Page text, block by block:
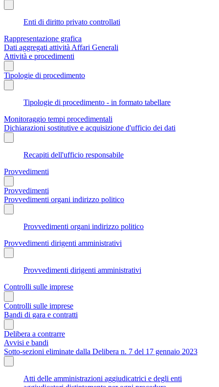
Enti di diritto privato controllati
Rappresentazione grafica
Dati aggregati attività Affari Generali
Attività e procedimenti
Tipologie di procedimento
Tipologie di procedimento - in formato tabellare
Monitoraggio tempi procedimentali
Dichiarazioni sostitutive e acquisizione d'ufficio dei dati
Recapiti dell'ufficio responsabile
Provvedimenti
Provvedimenti
Provvedimenti organi indirizzo politico
Provvedimenti organi indirizzo politico
Provvedimenti dirigenti amministrativi
Provvedimenti dirigenti amministrativi
Controlli sulle imprese
Controlli sulle imprese
Bandi di gara e contratti
Delibera a contrarre
Avvisi e bandi
Sotto-sezioni eliminate dalla Delibera n. 7 del 17 gennaio 2023
Atti delle amministrazioni aggiudicatrici e degli enti